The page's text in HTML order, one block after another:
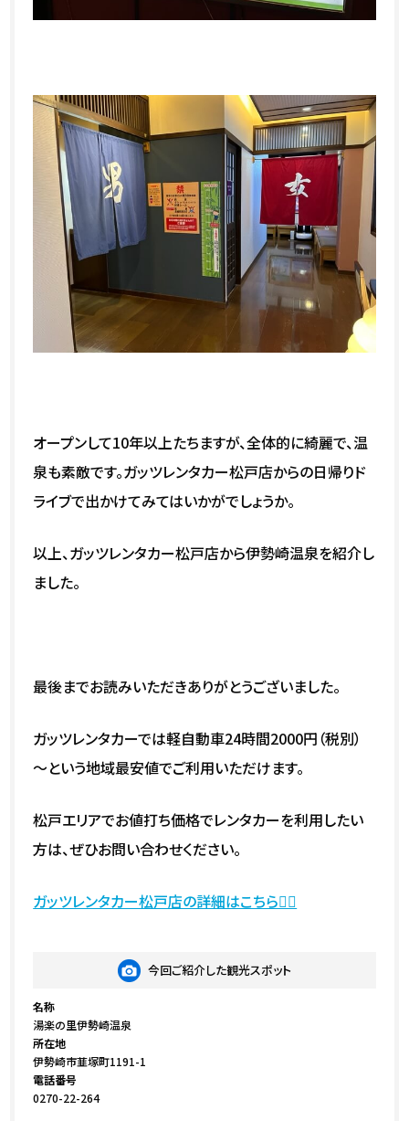
オープンして10年以上たちますが、全体的に綺麗で、温
泉も素敵です。ガッツレンタカー松戸店からの日帰りド
ライブで出かけてみてはいかがでしょうか。
以上、ガッツレンタカー松戸店から伊勢崎温泉を紹介し
ました。
最後までお読みいただきありがとうございました。
ガッツレンタカーでは軽自動車24時間2000円（税別）
～という地域最安値でご利用いただけます。
松戸エリアでお値打ち価格でレンタカーを利用したい
方は、ぜひお問い合わせください。
ガッツレンタカー松戸店の詳細はこちら💁‍♀️
今回ご紹介した観光スポット
名称
湯楽の里伊勢崎温泉
所在地
伊勢崎市韮塚町1191-1
電話番号
0270-22-264